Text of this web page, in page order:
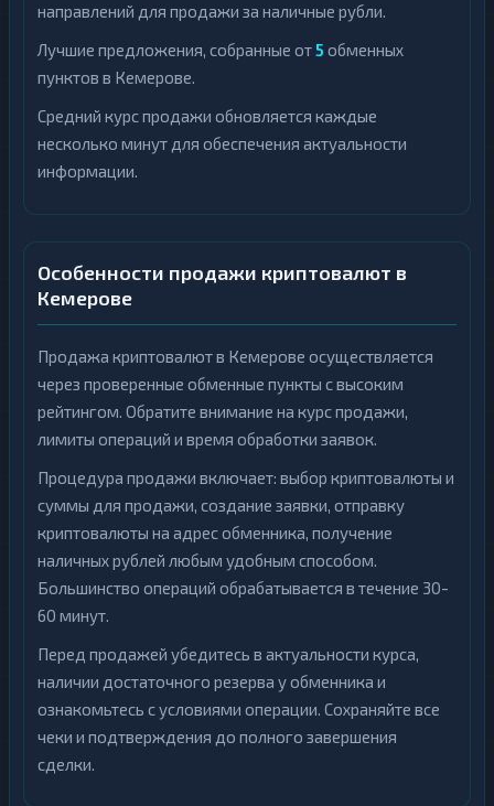
направлений для продажи за наличные рубли.
Лучшие предложения, собранные от5 обменных
пунктов в Кемерове.
Средний курс продажи обновляется каждые
несколько минут для обеспечения актуальности
информации.
Особенности продажи криптовалют в
Кемерове
Продажа криптовалют в Кемерове осуществляется
через проверенные обменные пункты с высоким
рейтингом. Обратите внимание на курс продажи,
лимиты операций и время обработки заявок.
Процедура продажи включает: выбор криптовалюты и
суммы для продажи, создание заявки, отправку
криптовалюты на адрес обменника, получение
наличных рублей любым удобным способом.
Большинство операций обрабатывается в течение 30-
60 минут.
Перед продажей убедитесь в актуальности курса,
наличии достаточного резерва у обменника и
ознакомьтесь с условиями операции. Сохраняйте все
чеки и подтверждения до полного завершения
сделки.